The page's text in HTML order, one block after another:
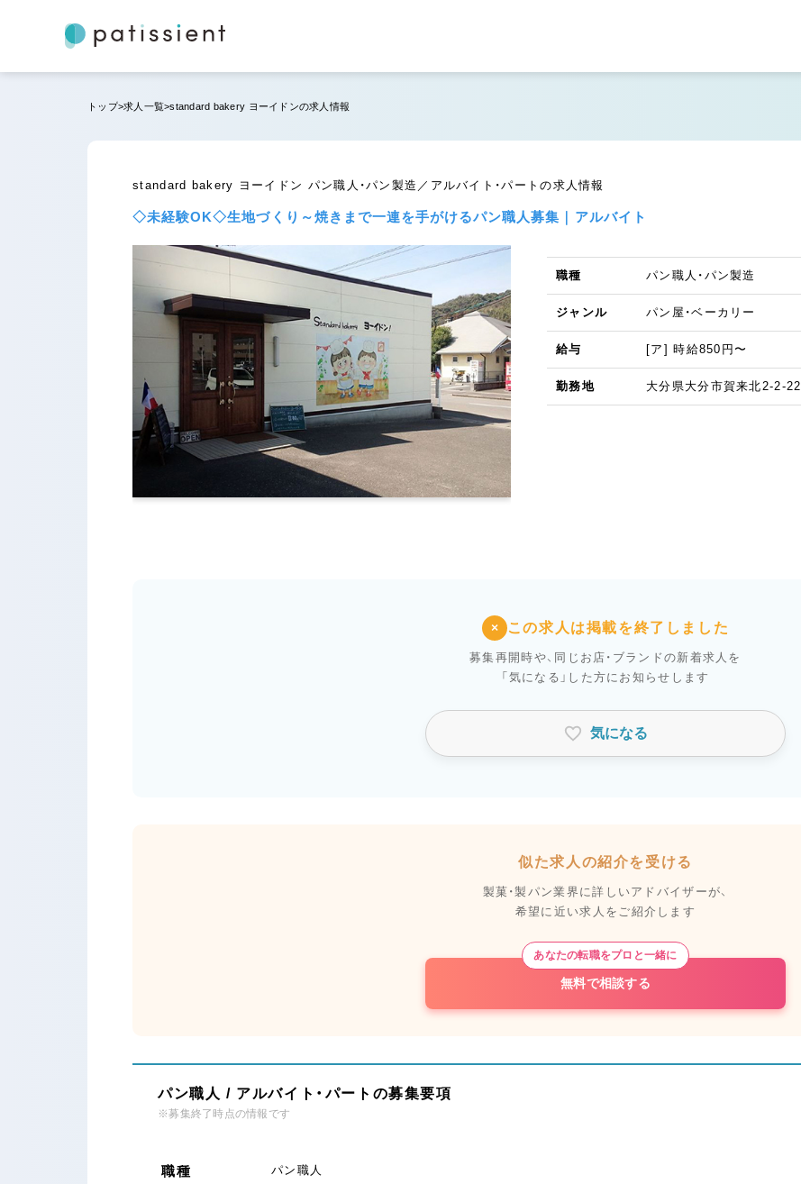
トップ 求人一覧 standard bakery ヨーイドンの求人情報
standard bakery ヨーイドン パン職人・パン製造／アルバイト・パートの求人情報
◇未経験OK◇生地づくり～焼きまで一連を手がけるパン職人募集｜アルバイト
職種 パン職人・パン製造
ジャンル パン屋・ベーカリー
給与 [ア] 時給850円〜
勤務地 大分県大分市賀来北2-2-22
× この求人は掲載を終了しました
募集再開時や、同じお店・ブランドの新着求人を
「気になる」した方にお知らせします
気になる
似た求人の紹介を受ける
製菓・製パン業界に詳しいアドバイザーが、
希望に近い求人をご紹介します
あなたの転職をプロと一緒に
無料で相談する
パン職人 / アルバイト・パートの募集要項
※募集終了時点の情報です
職種 パン職人